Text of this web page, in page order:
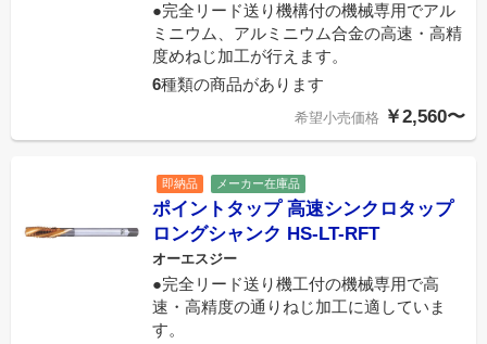
●完全リード送り機構付の機械専用でアル
ミニウム、アルミニウム合金の高速・高精
度めねじ加工が行えます。
6種類の商品があります
希望小売価格 ￥2,560〜
即納品 メーカー在庫品
ポイントタップ 高速シンクロタップ
ロングシャンク HS-LT-RFT
オーエスジー
●完全リード送り機工付の機械専用で高
速・高精度の通りねじ加工に適していま
す。